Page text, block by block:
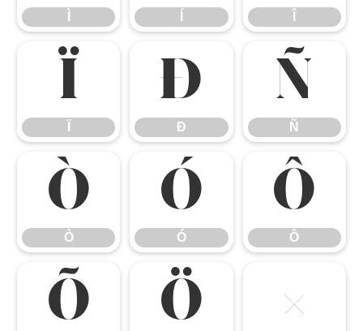
Ï Ð
Ð
Ñ
Ñ
Ò
Ò
Ó
Ó
Ô
Ô
Õ Ö ×